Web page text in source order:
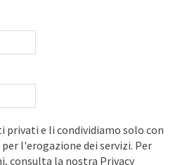
privati e li condividiamo solo con
l'erogazione dei servizi. Per
consulta la nostra Privacy